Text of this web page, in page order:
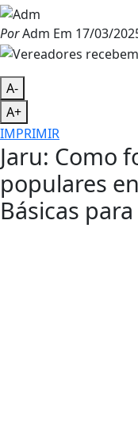
PorAdm Em 17/03/
A-
A+
IMPRIMIR
Jaru: Como
populares
Básicas